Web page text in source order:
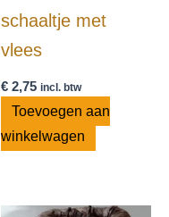
schaaltje met
vlees
€2,75 incl. btw
Toevoegen aan
winkelwagen